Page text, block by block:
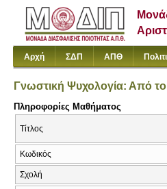
Αρχή ΣΔΠ ΑΠΘ
Γνωστική Ψυχολογία: Από
Πληροφορίες Μαθήματος
Τίτλος
Κωδικός
Σχολή